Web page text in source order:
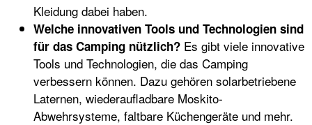
Kleidung dabei haben.
Welche innovativen Tools und Technologien sind
für das Camping nützlich? Es gibt viele innovative
Tools und Technologien, die das Camping
verbessern können. Dazu gehören solarbetriebene
Laternen, wiederaufladbare Moskito-
Abwehrsysteme, faltbare Küchengeräte und mehr.